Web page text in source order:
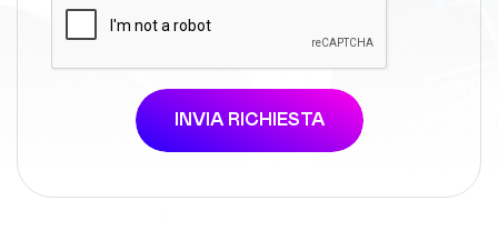
INVIA RICHIESTA